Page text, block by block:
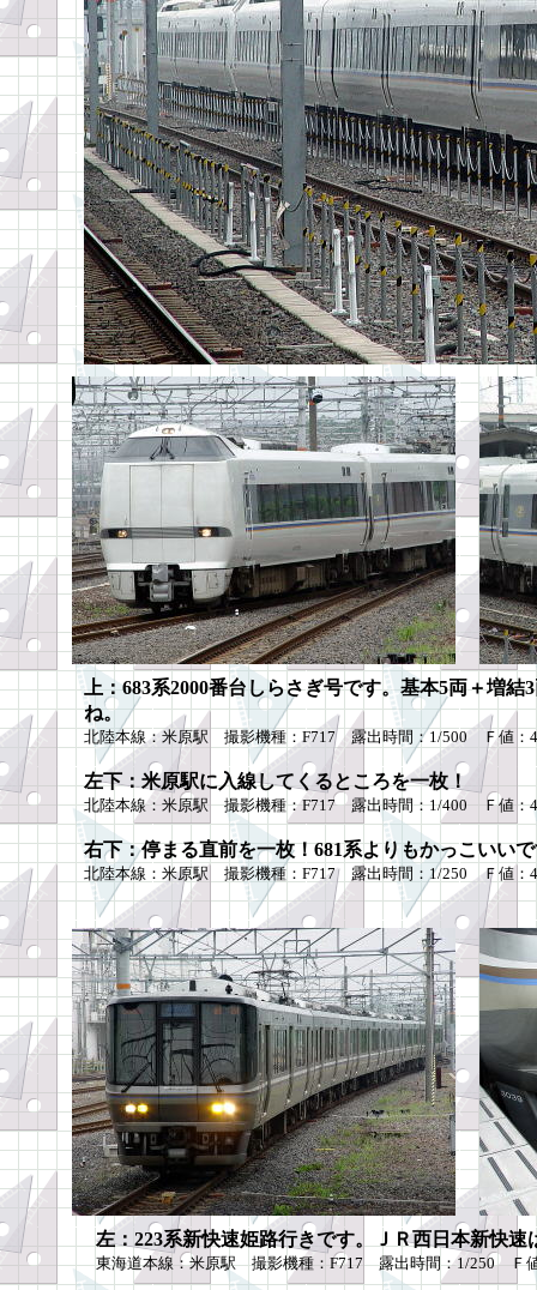
上：683系2000番台しらさぎ号です。基本5両＋増
ね。
北陸本線：米原駅 撮影機種：F717 露出時間：1/500 Ｆ値：
左下：米原駅に入線してくるところを一枚！
北陸本線：米原駅 撮影機種：F717 露出時間：1/400 Ｆ値：
右下：停まる直前を一枚！681系よりもかっこいい
北陸本線：米原駅 撮影機種：F717 露出時間：1/250 Ｆ値：
左：223系新快速姫路行きです。ＪＲ西日本新快速
東海道本線：米原駅 撮影機種：F717 露出時間：1/250 Ｆ